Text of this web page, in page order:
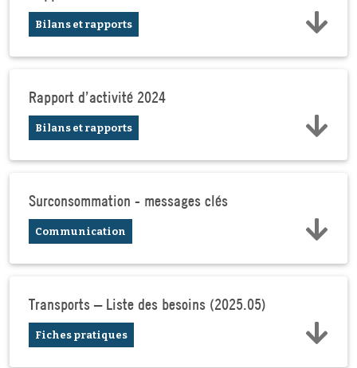
Bilans et rapports
Rapport d'activité 2024
Bilans et rapports
Surconsommation - messages clés
Communication
Transports – Liste des besoins (2025.05)
Fiches pratiques